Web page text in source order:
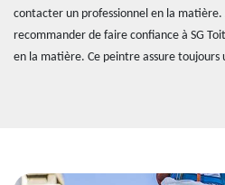
contacter un professionnel en la matière.
recommander de faire confiance à SG
en la matière. Ce peintre assure